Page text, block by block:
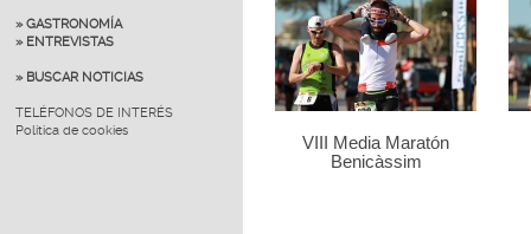
» GASTRONOMÍA
» ENTREVISTAS
» BUSCAR NOTICIAS
TELÉFONOS DE INTERÉS
Política de cookies
VIII Media Maratón
Benicàssim